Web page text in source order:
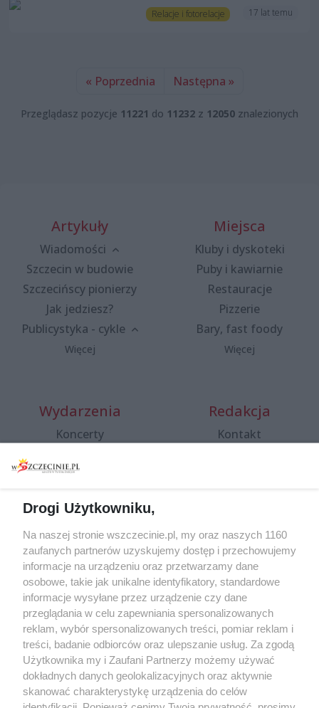
Relacje i fotorelacje 17 lat temu
« Poprzednia Następna »
Przeglądasz pozycje 11221 do 11232 z 12050 znalezionych
Artykuły
Wiadomości
Szczecin w budowie
Szczecińscy pionierzy
Jak jedziesz?
Publicystyka - cykle
Więcej
Miejsca
Kluby i dyskoteki
Puby i kawiarnie
Restauracje
Pizzerie
Bary, fast foody
Więcej
Wydarzenia
Koncerty
Spacery i oprowadzania
targi
Wernisaże
Więcej
Redakcja
Kontakt
Specjalny koncert z okazji
20. urodzin portalu
wSzczecinie.pl
Regulamin konkursów
śniadaniówka "Hej
Szczecin! Jest piątek!"
Partnerzy
Praca Szczecin
Drogi Użytkowniku,
Na naszej stronie wszczecinie.pl, my oraz naszych 1160
zaufanych partnerów uzyskujemy dostęp i przechowujemy
informacje na urządzeniu oraz przetwarzamy dane
osobowe, takie jak unikalne identyfikatory, standardowe
informacje wysyłane przez urządzenie czy dane
przeglądania w celu zapewniania spersonalizowanych
reklam, wybór spersonalizowanych treści, pomiar reklam i
treści, badanie odbiorców oraz ulepszanie usług. Za zgodą
Użytkownika my i Zaufani Partnerzy możemy używać
dokładnych danych geolokalizacyjnych oraz aktywnie
skanować charakterystykę urządzenia do celów